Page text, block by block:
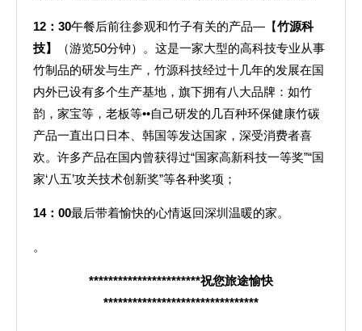
12 ：30午餐后前往参观和竹子有关的产品—【竹源科
技】
（游览50分钟）。这是一家大型的高科技专业从事
竹制品的研发与生产，竹源科技经过十几年的发展在国
内外已设有多个生产基地，旗下拥有八大品牌：如竹
韵，家宝等，老板等••自己研发的几百种环保健康竹碳
产品一直出口日本、韩国等发达国家，深受消费者喜
欢。许多产品在国内曾获得过“国家高新科技一等奖”“国
家‘八五’攻关技术创新奖”等各种奖项；
14：00最后带着愉快的心情返回深圳温暖的家。
。
***********************祝您旅途愉快
********************************